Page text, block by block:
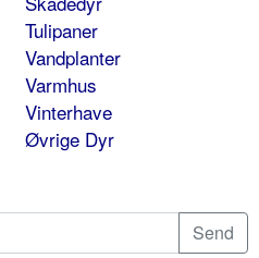
Tulipaner
Vandplanter
Varmhus
Vinterhave
Øvrige Dyr